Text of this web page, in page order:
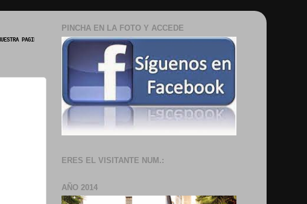
PINCHA EN LA FOTO Y ACCEDE
ERES EL VISITANTE NUM.:
AÑO 2014